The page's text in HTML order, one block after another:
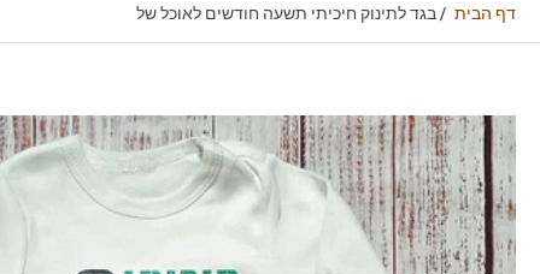
דף הבית /בגד לתינוק חיכיתי תשעה חודשים לאוכל של